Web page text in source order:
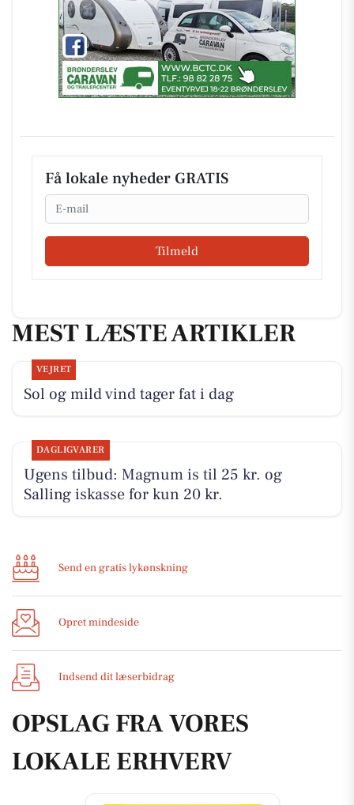
Få lokale nyheder GRATIS
Email
Tilmeld
MEST LÆSTE ARTIKLER
VEJRET
Sol og mild vind tager fat i dag
DAGLIGVARER
Ugens tilbud: Magnum is til 25 kr. og
Salling iskasse for kun 20 kr.
Send en gratis lykønskning
Opret mindeside
Indsend dit læserbidrag
OPSLAG FRA VORES
LOKALE ERHVERV